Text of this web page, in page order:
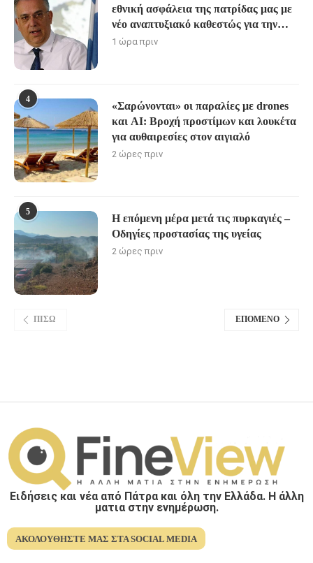
εθνική ασφάλεια της πατρίδας μας με
νέο αναπτυξιακό καθεστώς για την
Άμυνα»
1 ώρα πριν
4
«Σαρώνονται» οι παραλίες με drones
και AI: Βροχή προστίμων και λουκέτα
για αυθαιρεσίες στον αιγιαλό
2 ώρες πριν
5
Η επόμενη μέρα μετά τις πυρκαγιές –
Οδηγίες προστασίας της υγείας
2 ώρες πριν
ΠΊΣΩ ΕΠΌΜΕΝΟ
Ειδήσεις και νέα από Πάτρα και όλη την Ελλάδα. Η άλλη
ματια στην ενημέρωση.
ΑΚΟΛΟΥΘΉΣΤΕ ΜΑΣ ΣΤΑ SOCIAL MEDIA